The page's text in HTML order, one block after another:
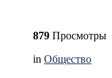
879 Просмотры
in Общество